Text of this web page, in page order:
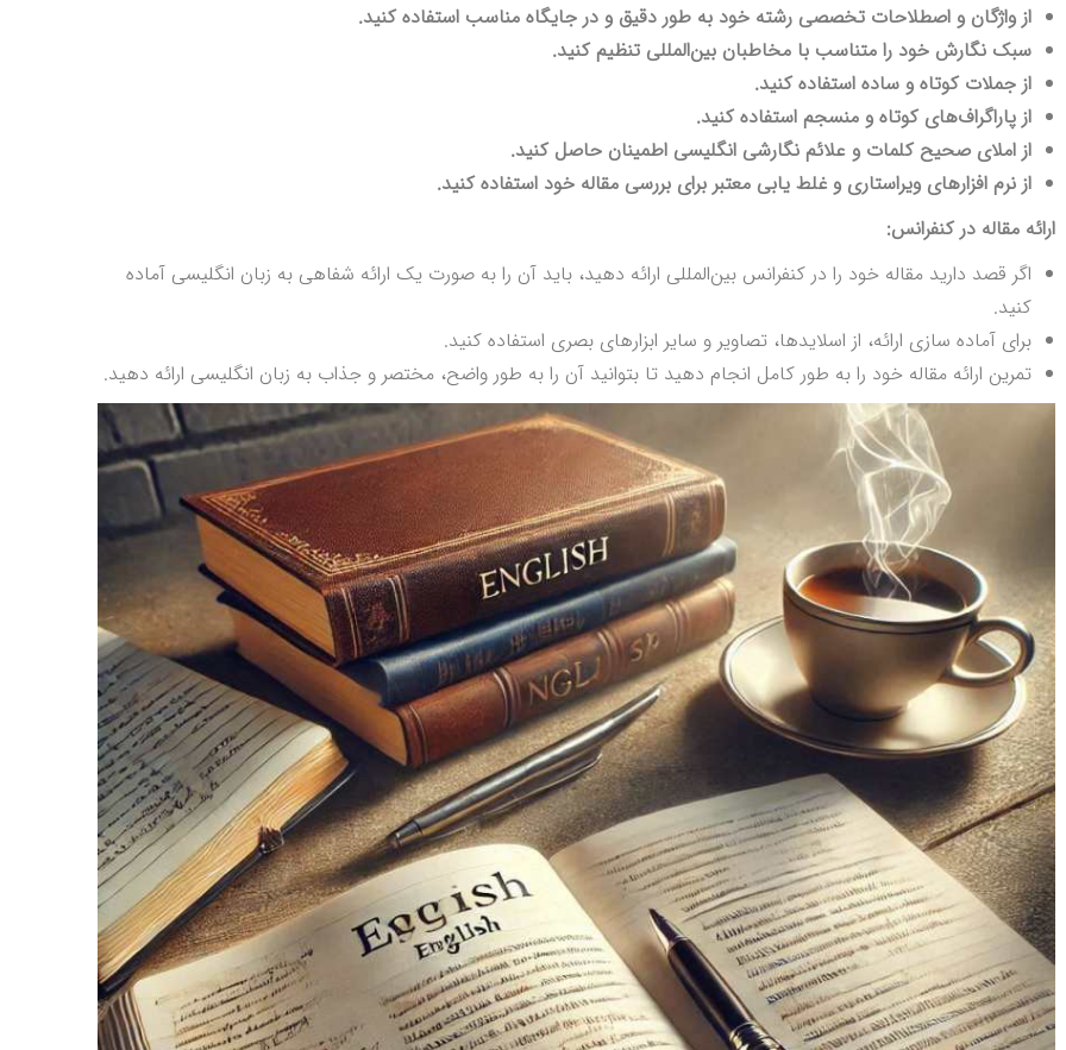
از واژگان و اصطلاحات تخصصی رشته خود به طور دقیق و در جایگاه مناسب استفاده کنید.
سبک نگارش خود را متناسب با مخاطبان بین‌المللی تنظیم کنید.
از جملات کوتاه و ساده استفاده کنید.
از پاراگراف‌های کوتاه و منسجم استفاده کنید.
از املای صحیح کلمات و علائم نگارشی انگلیسی اطمینان حاصل کنید.
از نرم افزارهای ویراستاری و غلط یابی معتبر برای بررسی مقاله خود استفاده کنید.
ارائه مقاله در کنفرانس:
اگر قصد دارید مقاله خود را در کنفرانس بین‌المللی ارائه دهید، باید آن را به صورت یک ارائه شفاهی به زبان انگلیسی آماده
کنید.
برای آماده سازی ارائه، از اسلایدها، تصاویر و سایر ابزارهای بصری استفاده کنید.
تمرین ارائه مقاله خود را به طور کامل انجام دهید تا بتوانید آن را به طور واضح، مختصر و جذاب به زبان انگلیسی ارائه دهید.